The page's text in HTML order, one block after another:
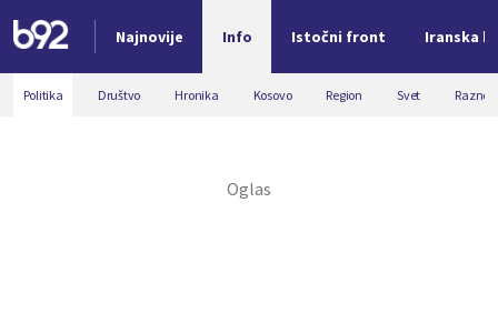
Najnovije Info Istočni front Iranska
Nova vest
Politika Društvo Hronika Kosovo Region Svet Razno